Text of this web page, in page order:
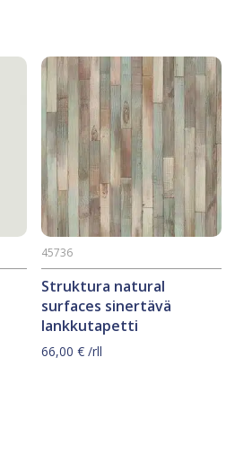
Struktura natural
surfaces sinertävä
lankkutapetti
45736
66,00€ /rll